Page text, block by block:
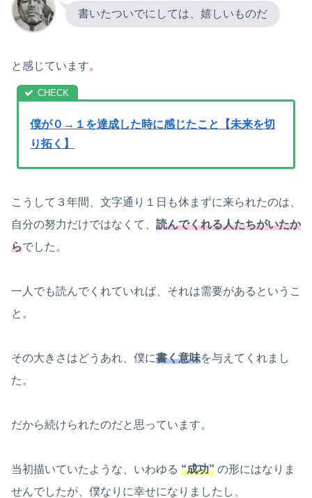
書いたついでにしては、嬉しいものだ
と感じています。
僕が０→１を達成した時に感じたこと【未来を切
り拓く】
こうして３年間、文字通り１日も休まずに来られたのは、
自分の努力だけではなくて、 読んでくれる人たちがいたか
らでした。
一人でも読んでくれていれば、それは需要があるというこ
と。
その大きさはどうあれ、僕に書く意味を与えてくれまし
た。
だから続けられたのだと思っています。
当初描いていたような、いわゆる “成功” の形にはなりま
せんでしたが、僕なりに幸せになりましたし、